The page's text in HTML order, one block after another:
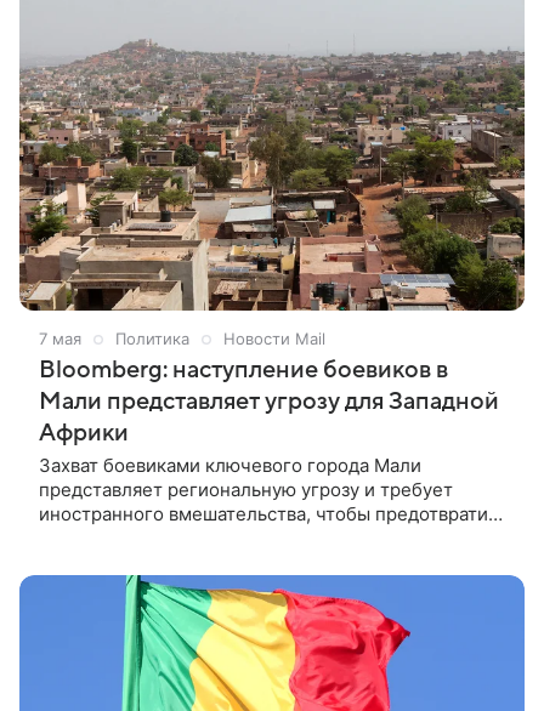
пока на начальной стадии. Но перспективы
огромные.
7 мая Политика Новости Mail
Bloomberg: наступление боевиков в
Мали представляет угрозу для Западной
Африки
Захват боевиками ключевого города Мали
представляет региональную угрозу и требует
иностранного вмешательства, чтобы предотвратить
что в конце апреля в результате серии
скоординированных нападений боевиков был убит
министр обороны Мали, а малийские вооруженные
силы и российский «Африканский корпус» были
вынуждены отступить из Кидаля.